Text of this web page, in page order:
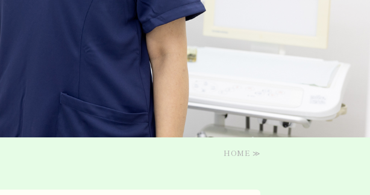
HOME ≫